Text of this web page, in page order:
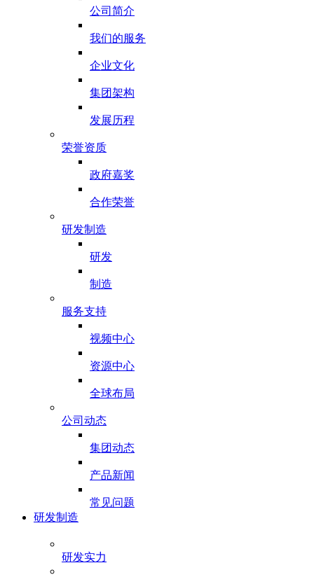
公司简介
我们的服务
企业文化
集团架构
发展历程
荣誉资质
政府嘉奖
合作荣誉
研发制造
研发
制造
服务支持
视频中心
资源中心
全球布局
公司动态
集团动态
产品新闻
常见问题
研发制造
研发实力